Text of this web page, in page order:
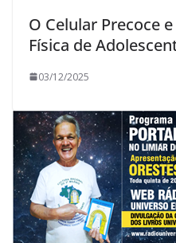
O Celular Precoce
Física de
03/12/2025